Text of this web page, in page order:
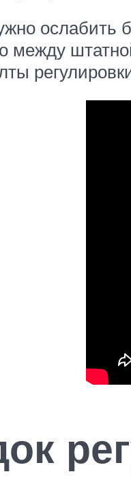
ослабить
между